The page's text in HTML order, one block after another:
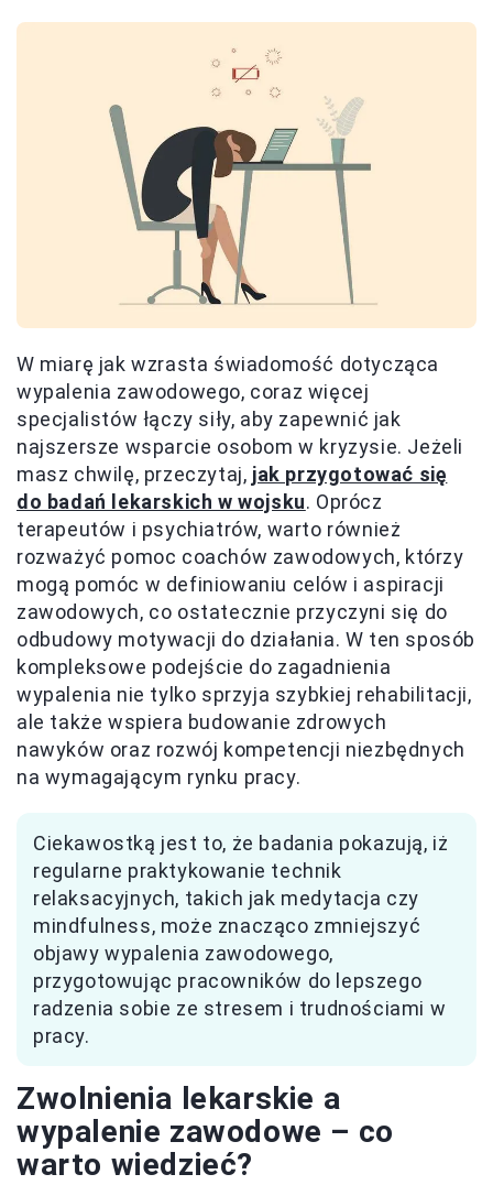
W miarę jak wzrasta świadomość dotycząca
wypalenia zawodowego, coraz więcej
specjalistów łączy siły, aby zapewnić jak
najszersze wsparcie osobom w kryzysie. Jeżeli
masz chwilę, przeczytaj, jak przygotować się
do badań lekarskich w wojsku. Oprócz
terapeutów i psychiatrów, warto również
rozważyć pomoc coachów zawodowych, którzy
mogą pomóc w definiowaniu celów i aspiracji
zawodowych, co ostatecznie przyczyni się do
odbudowy motywacji do działania. W ten sposób
kompleksowe podejście do zagadnienia
wypalenia nie tylko sprzyja szybkiej rehabilitacji,
ale także wspiera budowanie zdrowych
nawyków oraz rozwój kompetencji niezbędnych
na wymagającym rynku pracy.
Ciekawostką jest to, że badania pokazują, iż
regularne praktykowanie technik
relaksacyjnych, takich jak medytacja czy
mindfulness, może znacząco zmniejszyć
objawy wypalenia zawodowego,
przygotowując pracowników do lepszego
radzenia sobie ze stresem i trudnościami w
pracy.
Zwolnienia lekarskie a
wypalenie zawodowe – co
warto wiedzieć?